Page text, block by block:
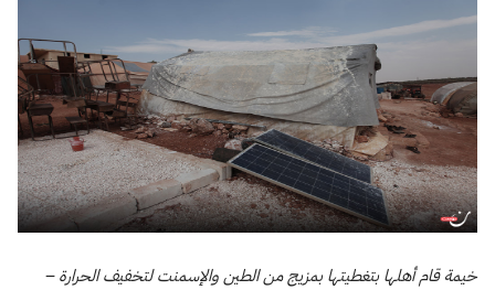
خيمة قام أهلها بتغطيتها بمزيج من الطين والإسمنت لتخفيف الحرارة –